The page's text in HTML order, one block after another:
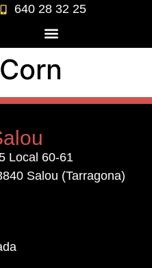
640 28 32 25
Local 60-61
Salou (Tarragona)